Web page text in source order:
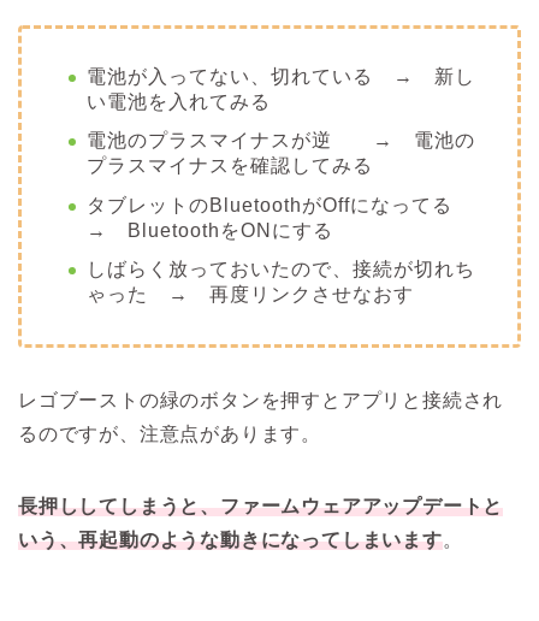
電池が入ってない、切れている → 新し
い電池を入れてみる
電池のプラスマイナスが逆 → 電池の
プラスマイナスを確認してみる
タブレットのBluetoothがOffになってる
→ BluetoothをONにする
しばらく放っておいたので、接続が切れち
ゃった → 再度リンクさせなおす
レゴブーストの緑のボタンを押すとアプリと接続され
るのですが、注意点があります。
長押ししてしまうと、ファームウェアアップデートと
いう、再起動のような動きになってしまいます。